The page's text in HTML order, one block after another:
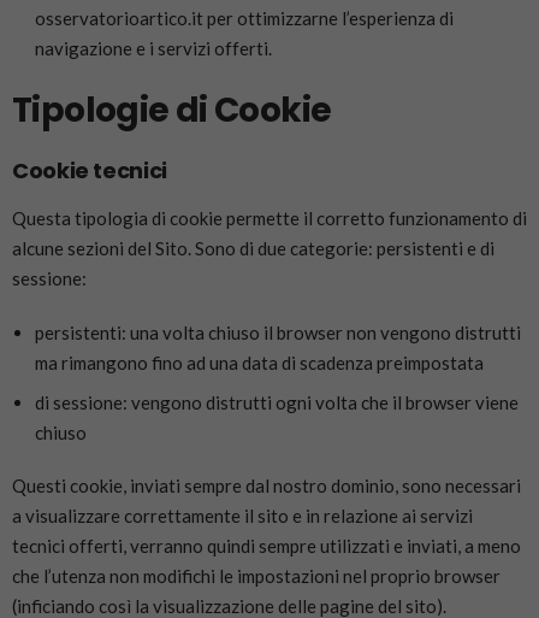
osservatorioartico.it per ottimizzarne l’esperienza di
navigazione e i servizi offerti.
Tipologie di Cookie
Cookie tecnici
Questa tipologia di cookie permette il corretto funzionamento di
alcune sezioni del Sito. Sono di due categorie: persistenti e di
sessione:
persistenti: una volta chiuso il browser non vengono distrutti
ma rimangono fino ad una data di scadenza preimpostata
di sessione: vengono distrutti ogni volta che il browser viene
chiuso
Questi cookie, inviati sempre dal nostro dominio, sono necessari
a visualizzare correttamente il sito e in relazione ai servizi
tecnici offerti, verranno quindi sempre utilizzati e inviati, a meno
che l’utenza non modifichi le impostazioni nel proprio browser
(inficiando così la visualizzazione delle pagine del sito).